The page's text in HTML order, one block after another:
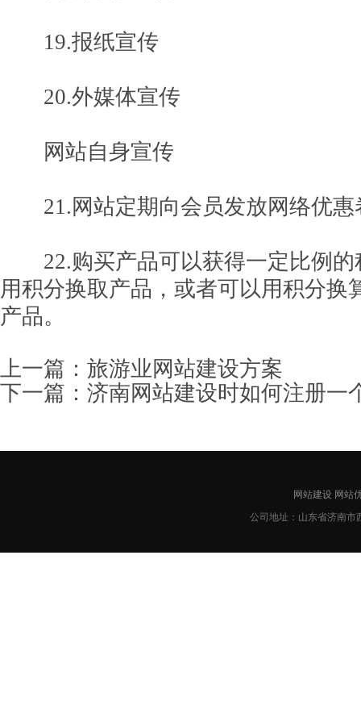
19.报纸宣传
20.外媒体宣传
网站自身宣传
21.网站定期向会员发放网络优惠
22.购买产品可以获得一定比例的
用积分换取产品，或者可以用积分换
产品。
上一篇： 旅游业网站建设方案
下一篇： 济南网站建设时如何注册一
网站建设 网站
公司地址：山东省济南